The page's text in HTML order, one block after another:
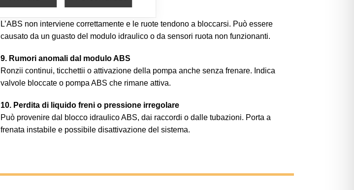
L’ABS non interviene correttamente e le ruote tendono a bloccarsi. Può essere
causato da un guasto del modulo idraulico o da sensori ruota non funzionanti.
9. Rumori anomali dal modulo ABS
Ronzii continui, ticchettii o attivazione della pompa anche senza frenare. Indica
valvole bloccate o pompa ABS che rimane attiva.
10. Perdita di liquido freni o pressione irregolare
Può provenire dal blocco idraulico ABS, dai raccordi o dalle tubazioni. Porta a
frenata instabile e possibile disattivazione del sistema.